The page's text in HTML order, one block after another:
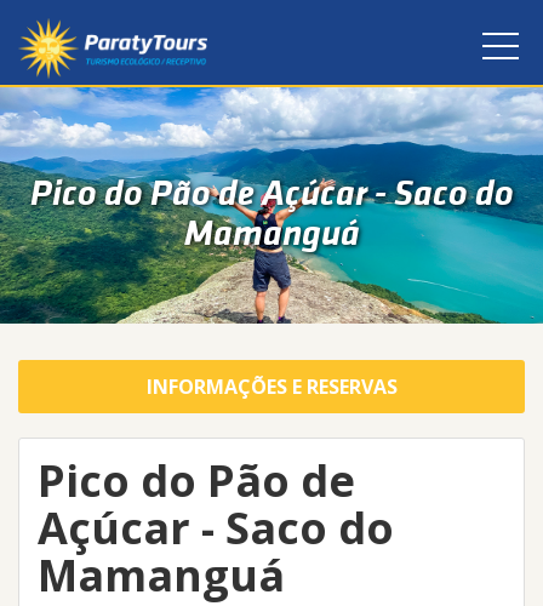
Pico do Pão de Açúcar - Saco do
Mamanguá
INFORMAÇÕES E RESERVAS
Pico do Pão de
Açúcar - Saco do
Mamanguá